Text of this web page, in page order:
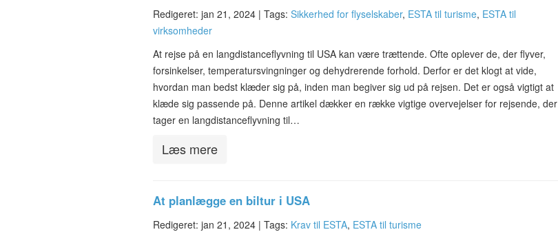
Redigeret: jan 21, 2024 | Tags: Sikkerhed for flyselskaber, ESTA til turisme, ESTA til
virksomheder
At rejse på en langdistanceflyvning til USA kan være trættende. Ofte oplever de, der flyver,
forsinkelser, temperatursvingninger og dehydrerende forhold. Derfor er det klogt at vide,
hvordan man bedst klæder sig på, inden man begiver sig ud på rejsen. Det er også vigtigt at
klæde sig passende på. Denne artikel dækker en række vigtige overvejelser for rejsende, der
tager en langdistanceflyvning til…
Læs mere
At planlægge en biltur i USA
Redigeret: jan 21, 2024 | Tags: Krav til ESTA, ESTA til turisme